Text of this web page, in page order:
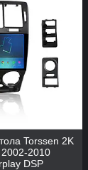
Torssen 2K
2010
DSP